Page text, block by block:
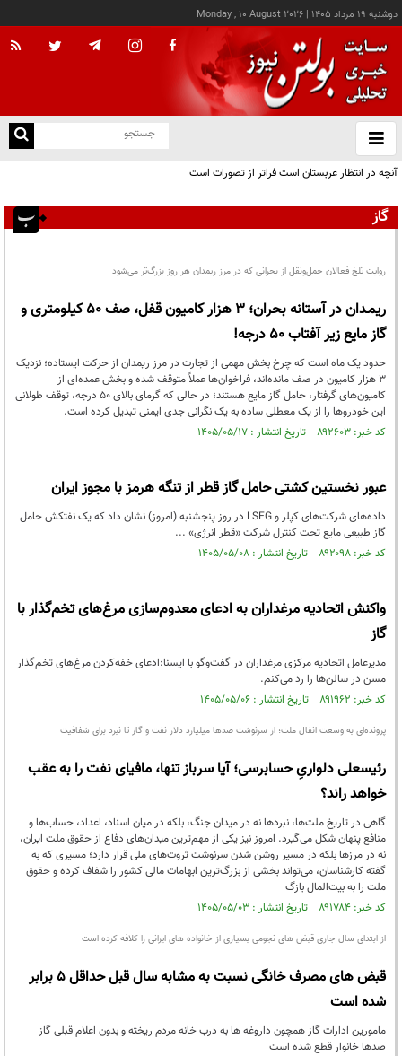
دوشنبه ۱۹ مرداد ۱۴۰۵ |
Monday , 10 August 2026
باز
و
آنچه در انتظار عربستان است فراتر از تصورات است
گاز
روایت تلخ فعالان حمل‌ونقل از بحرانی که در مرز ریمدان هر روز بزرگ‌تر می‌شود
ریمـدان در آستانه بحران؛ ۳ هزار کامیون قفل، صف ۵۰ کیلومتری و
گاز مایع زیر آفتاب ۵۰ درجه!
حدود یک ماه است که چرخ بخش مهمی از تجارت در مرز ریمدان از حرکت ایستاده؛ نزدیک
۳ هزار کامیون در صف مانده‌اند، فراخوان‌ها عملاً متوقف شده و بخش عمده‌ای از
کامیون‌های گرفتار، حامل گاز مایع هستند؛ در حالی که گرمای بالای ۵۰ درجه، توقف طولانی
این خودروها را از یک معطلی ساده به یک نگرانی جدی ایمنی تبدیل کرده است.
کد خبر: ۸۹۲۶۰۳ تاریخ انتشار : ۱۴۰۵/۰۵/۱۷
عبور نخستین کشتی حامل گاز قطر از تنگه هرمز با مجوز ایران
داده‌های شرکت‌های کپلر و LSEG در روز پنجشنبه (امروز) نشان داد که یک نفتکش حامل
گاز طبیعی مایع تحت کنترل شرکت «قطر انرژی» ...
کد خبر: ۸۹۲۰۹۸ تاریخ انتشار : ۱۴۰۵/۰۵/۰۸
واکنش اتحادیه مرغداران به ادعای معدوم‌سازی مرغ‌های تخم‌گذار با
گاز
مدیرعامل اتحادیه مرکزی مرغداران در گفت‌وگو با ایسنا:ادعای خفه‌کردن مرغ‌های تخم‌گذار
مسن در سالن‌ها را رد می‌کنم.
کد خبر: ۸۹۱۹۶۲ تاریخ انتشار : ۱۴۰۵/۰۵/۰۶
پرونده‌ای به وسعت انفال ملت؛ از سرنوشت صدها میلیارد دلار نفت و گاز تا نبرد برای شفافیت
رئیسعلی دلواریِ حسابرسی؛ آیا سرباز تنها، مافیای نفت را به عقب
خواهد راند؟
گاهی در تاریخ ملت‌ها، نبردها نه در میدان جنگ، بلکه در میان اسناد، اعداد، حساب‌ها و
منافع پنهان شکل می‌گیرد. امروز نیز یکی از مهم‌ترین میدان‌های دفاع از حقوق ملت ایران،
نه در مرزها بلکه در مسیر روشن شدن سرنوشت ثروت‌های ملی قرار دارد؛ مسیری که به
گفته کارشناسان، می‌تواند بخشی از بزرگ‌ترین ابهامات مالی کشور را شفاف کرده و حقوق
ملت را به بیت‌المال بازگ
کد خبر: ۸۹۱۷۸۴ تاریخ انتشار : ۱۴۰۵/۰۵/۰۳
از ابتدای سال جاری قبض های نجومی بسیاری از خانواده های ایرانی را کلافه کرده است
قبض های مصرف خانگی نسبت به مشابه سال قبل حداقل 5 برابر
شده است
مامورین ادارات گاز همچون داروغه ها به درب خانه مردم ریخته و بدون اعلام قبلی گاز
صدها خانوار قطع شده است